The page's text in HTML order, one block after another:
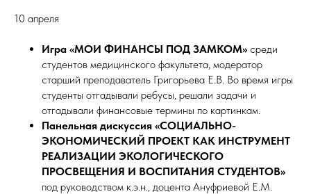
10 апреля
Игра «МОИ ФИНАНСЫ ПОД ЗАМКОМ» среди
студентов медицинского факультета, модератор
старший преподаватель Григорьева Е.В. Во время игры
студенты отгадывали ребусы, решали задачи и
отгадывали финансовые термины по картинкам.
Панельная дискуссия «СОЦИАЛЬНО-
ЭКОНОМИЧЕСКИЙ ПРОЕКТ КАК ИНСТРУМЕНТ
РЕАЛИЗАЦИИ ЭКОЛОГИЧЕСКОГО
ПРОСВЕЩЕНИЯ И ВОСПИТАНИЯ СТУДЕНТОВ»
под руководством к.э.н., доцента Ануфриевой Е.М.